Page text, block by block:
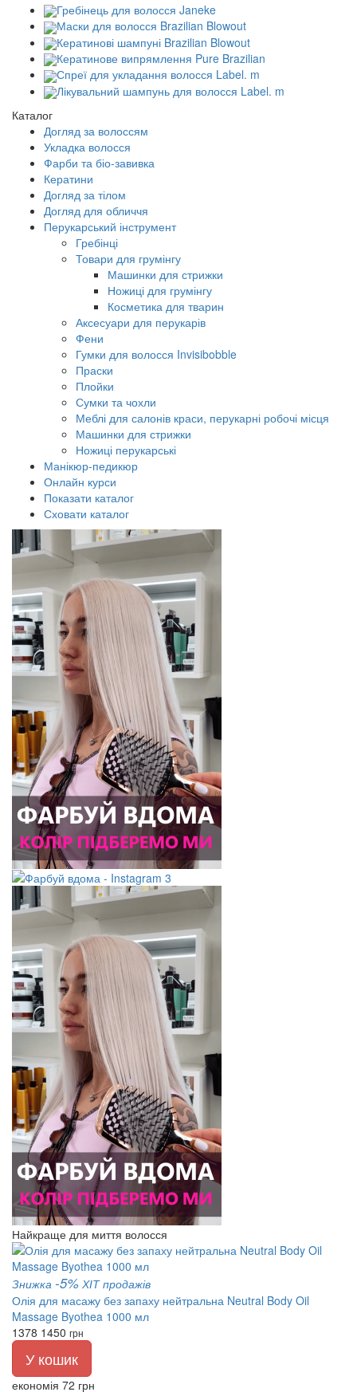
Гребінець для волосся Janeke
Маски для волосся Brazilian Blowout
Кератинові шампуні Brazilian Blowout
Кератинове випрямлення Pure Brazilian
Спреї для укладання волосся Label. m
Лікувальний шампунь для волосся Label. m
Каталог
Догляд за волоссям
Укладка волосся
Фарби та біо-завивка
Кератини
Догляд за тілом
Догляд для обличчя
Перукарський інструмент
Гребінці
Товари для грумінгу
Машинки для стрижки
Ножиці для грумінгу
Косметика для тварин
Аксесуари для перукарів
Фени
Гумки для волосся Invisibobble
Праски
Плойки
Сумки та чохли
Меблі для салонів краси, перукарні робочі місця
Машинки для стрижки
Ножиці перукарські
Манікюр-педикюр
Онлайн курси
Показати каталог
Сховати каталог
Найкраще для миття волосся
Знижка -5% ХІТ продажів
Олія для масажу без запаху нейтральна Neutral Body Oil
Massage Byothea 1000 мл
1378 1450 грн
У кошик
економія 72 грн